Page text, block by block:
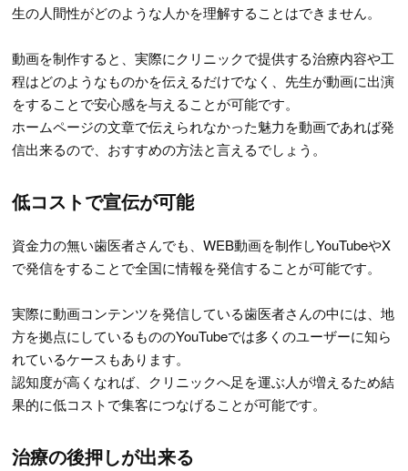
生の人間性がどのような人かを理解することはできません。
動画を制作すると、実際にクリニックで提供する治療内容や工
程はどのようなものかを伝えるだけでなく、先生が動画に出演
をすることで安心感を与えることが可能です。
ホームページの文章で伝えられなかった魅力を動画であれば発
信出来るので、おすすめの方法と言えるでしょう。
低コストで宣伝が可能
資金力の無い歯医者さんでも、WEB動画を制作しYouTubeやX
で発信をすることで全国に情報を発信することが可能です。
実際に動画コンテンツを発信している歯医者さんの中には、地
方を拠点にしているもののYouTubeでは多くのユーザーに知ら
れているケースもあります。
認知度が高くなれば、クリニックへ足を運ぶ人が増えるため結
果的に低コストで集客につなげることが可能です。
治療の後押しが出来る